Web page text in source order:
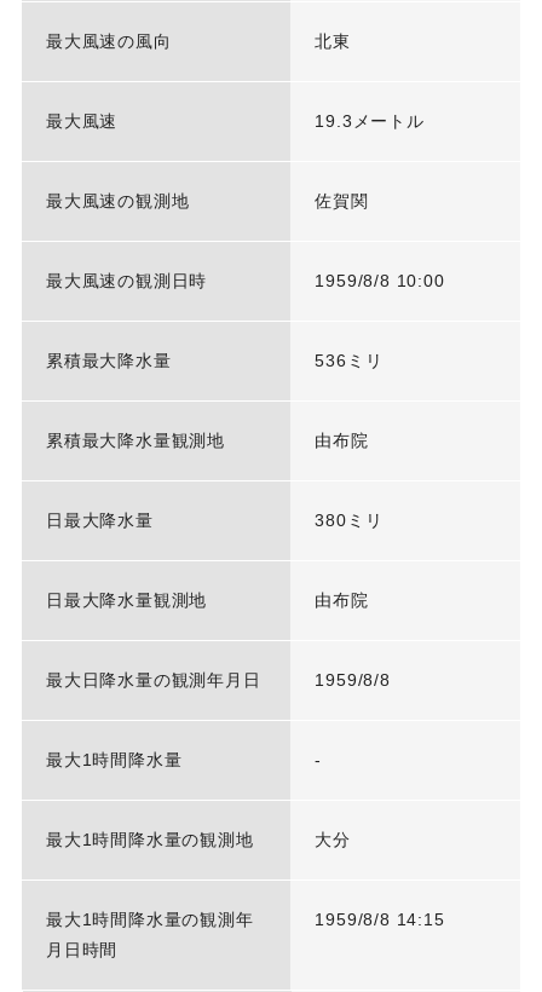
最大風速の風向 北東
最大風速 19.3メートル
最大風速の観測地 佐賀関
最大風速の観測日時 1959/8/8 10:00
累積最大降水量 536ミリ
累積最大降水量観測地 由布院
日最大降水量 380ミリ
日最大降水量観測地 由布院
最大日降水量の観測年月日 1959/8/8
最大1時間降水量 -
最大1時間降水量の観測地 大分
最大1時間降水量の観測年
月日時間
1959/8/8 14:15